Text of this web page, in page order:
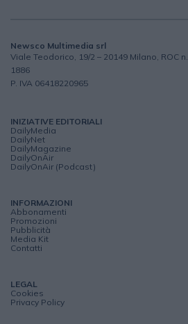
Newsco Multimedia srl
Viale Teodorico, 19/2 – 20149 Milano, ROC n.
1886
P. IVA 06418220965
INIZIATIVE EDITORIALI
DailyMedia
DailyNet
DailyMagazine
DailyOnAir
DailyOnAir (Podcast)
INFORMAZIONI
Abbonamenti
Promozioni
Pubblicità
Media Kit
Contatti
LEGAL
Cookies
Privacy Policy